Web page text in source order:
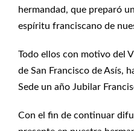
hermandad, que preparó
espíritu franciscano de
Todo ellos con motivo del
de San Francisco de Asís,
Sede un año Jubilar
Con el fin de continuar